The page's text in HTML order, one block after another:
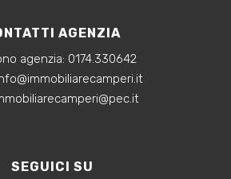
AGENZIA
agenzia: 0174.330642
SEGUICI SU